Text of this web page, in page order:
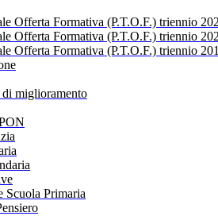
Offerta Formativa (P.T.O.F.) triennio
Offerta Formativa (P.T.O.F.) triennio
Offerta Formativa (P.T.O.F.) triennio
miglioramento
Scuola Primaria